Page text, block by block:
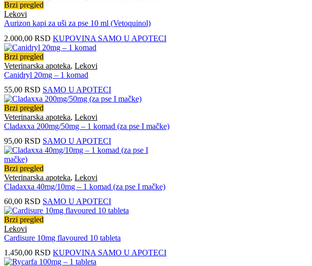
Brzi pregled
Lekovi
Aurizon kapi za uši za pse 10 ml (Vetoquinol)
2.000,00 RSD KUPOVINA SAMO U APOTECI
Brzi pregled
Veterinarska apoteka, Lekovi
Canidryl 20mg – 1 komad
55,00 RSD SAMO U APOTECI
Brzi pregled
Veterinarska apoteka, Lekovi
Cladaxxa 200mg/50mg – 1 komad (za pse I mačke)
95,00 RSD SAMO U APOTECI
Brzi pregled
Veterinarska apoteka, Lekovi
Cladaxxa 40mg/10mg – 1 komad (za pse I mačke)
60,00 RSD SAMO U APOTECI
Brzi pregled
Lekovi
Cardisure 10mg flavoured 10 tableta
1.450,00 RSD KUPOVINA SAMO U APOTECI